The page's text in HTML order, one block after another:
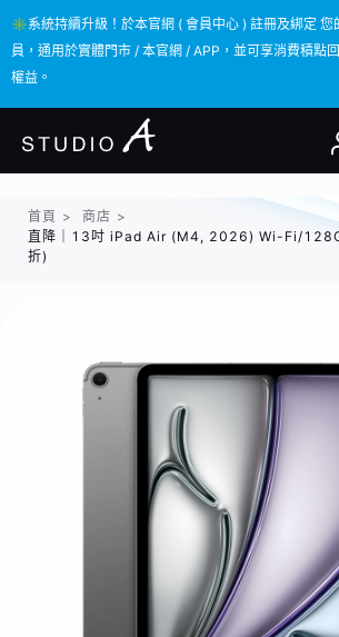
✳️系統持續升級！於本官網 ( 會員中心 ) 註冊及綁定 您
員，通用於實體門市 / 本官網 / APP，並可享消費積點
權益。
✳️系統持續升級！於本官網 ( 會員中心 ) 註冊及綁定 您
員，通用於實體門市 / 本官網 / APP，並可享消費積點
權益。
首頁 > 商店 >
直降｜13吋 iPad Air (M4, 2026) Wi-Fi/
折)